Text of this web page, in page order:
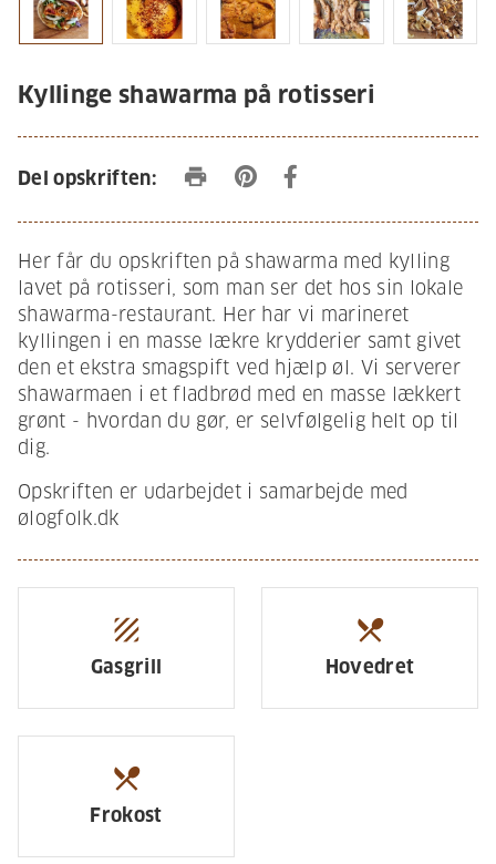
Kyllinge shawarma på rotisseri
Del opskriften: print
Her får du opskriften på shawarma med kylling
lavet på rotisseri, som man ser det hos sin lokale
shawarma-restaurant. Her har vi marineret
kyllingen i en masse lækre krydderier samt givet
den et ekstra smagspift ved hjælp øl. Vi serverer
shawarmaen i et fladbrød med en masse lækkert
grønt - hvordan du gør, er selvfølgelig helt op til
dig.
Opskriften er udarbejdet i samarbejde med
ølogfolk.dk
texture
Gasgrill
restaurant_menu
Hovedret
restaurant_menu
Frokost